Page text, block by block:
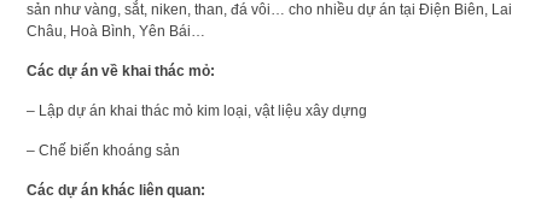
sản như vàng, sắt, niken, than, đá vôi… cho nhiều dự án tại Điện Biên, Lai
Châu, Hoà Bình, Yên Bái…
Các dự án về khai thác mỏ:
– Lập dự án khai thác mỏ kim loại, vật liệu xây dựng
– Chế biến khoáng sản
Các dự án khác liên quan: